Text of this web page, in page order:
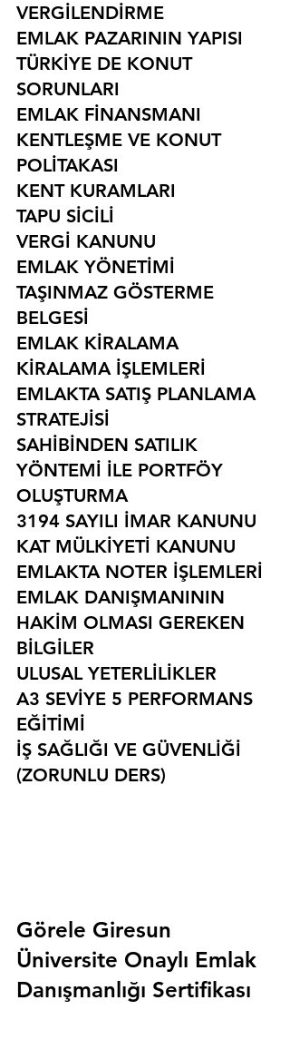
VERGİLENDİRME
EMLAK PAZARININ YAPISI
TÜRKİYE DE KONUT
SORUNLARI
EMLAK FİNANSMANI
KENTLEŞME VE KONUT
POLİTAKASI
KENT KURAMLARI
TAPU SİCİLİ
VERGİ KANUNU
EMLAK YÖNETİMİ
TAŞINMAZ GÖSTERME
BELGESİ
EMLAK KİRALAMA
KİRALAMA İŞLEMLERİ
EMLAKTA SATIŞ PLANLAMA
STRATEJİSİ
SAHİBİNDEN SATILIK
YÖNTEMİ İLE PORTFÖY
OLUŞTURMA
3194 SAYILI İMAR KANUNU
KAT MÜLKİYETİ KANUNU
EMLAKTA NOTER İŞLEMLERİ
EMLAK DANIŞMANININ
HAKİM OLMASI GEREKEN
BİLGİLER
ULUSAL YETERLİLİKLER
A3 SEVİYE 5 PERFORMANS
EĞİTİMİ
İŞ SAĞLIĞI VE GÜVENLİĞİ
(ZORUNLU DERS)
Görele Giresun
Üniversite Onaylı Emlak
Danışmanlığı Sertifikası